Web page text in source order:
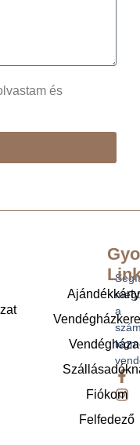
és
a
Fiókom
Felfedező